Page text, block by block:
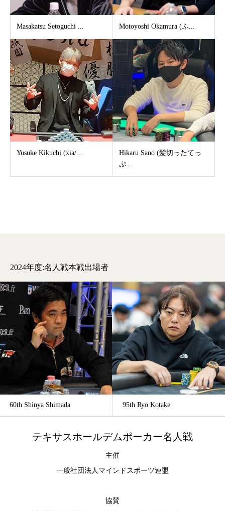
Masakatsu Setoguchi ... Motoyoshi Okamura (ふ...
Yusuke Kikuchi (xia/...
Hikaru Sano (髪切ったてっ
ぷ...
2024年度:名人戦本戦出場者
60th Shinya Shimada 95th Ryo Kotake
テキサスホールデムポーカー名人戦
主催
一般社団法人マインドスポーツ連盟
協賛